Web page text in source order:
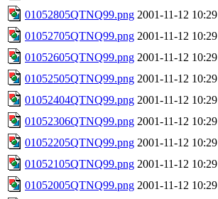
01052805QTNQ99.png 2001-11-12 10:29
01052705QTNQ99.png 2001-11-12 10:29
01052605QTNQ99.png 2001-11-12 10:29
01052505QTNQ99.png 2001-11-12 10:29
01052404QTNQ99.png 2001-11-12 10:29
01052306QTNQ99.png 2001-11-12 10:29
01052205QTNQ99.png 2001-11-12 10:29
01052105QTNQ99.png 2001-11-12 10:29
01052005QTNQ99.png 2001-11-12 10:29